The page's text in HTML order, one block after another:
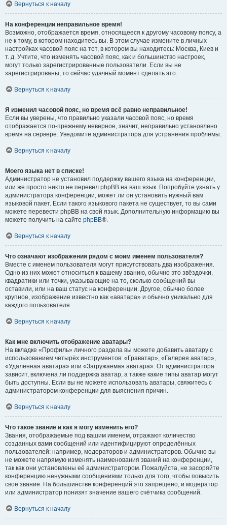
Вернуться к началу
На конференции неправильное время!
Возможно, отображается время, относящееся к другому часовому поясу, а
не к тому, в котором находитесь вы. В этом случае измените в личных
настройках часовой пояс на тот, в котором вы находитесь: Москва, Киев и
т. д. Учтите, что изменять часовой пояс, как и большинство настроек,
могут только зарегистрированные пользователи. Если вы не
зарегистрированы, то сейчас удачный момент сделать это.
Вернуться к началу
Я изменил часовой пояс, но время всё равно неправильное!
Если вы уверены, что правильно указали часовой пояс, но время
отображается по-прежнему неверное, значит, неправильно установлено
время на сервере. Уведомите администратора для устранения проблемы.
Вернуться к началу
Моего языка нет в списке!
Администратор не установил поддержку вашего языка на конференции,
или же просто никто не перевёл phpBB на ваш язык. Попробуйте узнать у
администратора конференции, может ли он установить нужный вам
языковой пакет. Если такого языкового пакета не существует, то вы сами
можете перевести phpBB на свой язык. Дополнительную информацию вы
можете получить на сайте phpBB®.
Вернуться к началу
Что означают изображения рядом с моим именем пользователя?
Вместе с именем пользователя могут присутствовать два изображения.
Одно из них может относиться к вашему званию, обычно это звёздочки,
квадратики или точки, указывающие на то, сколько сообщений вы
оставили, или на ваш статус на конференции. Другое, обычно более
крупное, изображение известно как «аватара» и обычно уникально для
каждого пользователя.
Вернуться к началу
Как мне включить отображение аватары?
На вкладке «Профиль» личного раздела вы можете добавить аватару с
использованием четырёх инструментов: «Граватар», «Галерея аватар»,
«Удалённая аватара» или «Загружаемая аватара». От администратора
зависит, включена ли поддержка аватар, а также какие типы аватар могут
быть доступны. Если вы не можете использовать аватары, свяжитесь с
администратором конференции для выяснения причин.
Вернуться к началу
Что такое звание и как я могу изменить его?
Звания, отображаемые под вашим именем, отражают количество
созданных вами сообщений или идентифицируют определённых
пользователей: например, модераторов и администраторов. Обычно вы
не можете напрямую изменять наименования званий на конференции,
так как они установлены её администратором. Пожалуйста, не засоряйте
конференцию ненужными сообщениями только для того, чтобы повысить
своё звание. На большинстве конференций это запрещено, и модератор
или администратор понизят значение вашего счётчика сообщений.
Вернуться к началу